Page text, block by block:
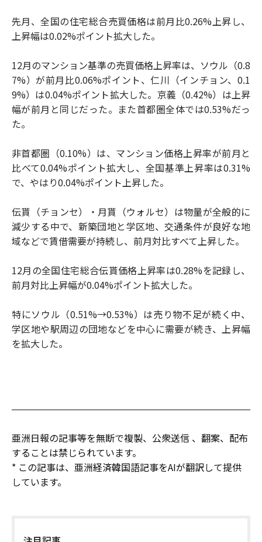
先月、全国の住宅総合売買価格は前月比0.26%上昇し、
上昇幅は0.02%ポイント拡大した。
12月のマンション基準の売買価格上昇率は、ソウル（0.8
7%）が前月比0.06%ポイント、仁川（インチョン、0.1
9%）は0.04%ポイント拡大した。京義（0.42%）は上昇
幅が前月と同じだった。また首都圏全体では0.53%だっ
た。
非首都圏（0.10%）は、マンション価格上昇率が前月と
比べて0.04%ポイント拡大し、全国基準上昇率は0.31%
で、やはり0.04%ポイント上昇した。
伝貰（チョンセ）・月貰（ウォルセ）は物量が全般的に
減少する中で、新築団地と学区地、交通条件が良好な地
域などで賃借需要が持続し、前月対比すべて上昇した。
12月の全国住宅総合伝貰価格上昇率は0.28%を記録し、
前月対比上昇幅が0.04%ポイント拡大した。
特にソウル（0.51%→0.53%）は売り物不足が続く中、
学区地や駅周辺の団地などを中心に需要が続き、上昇幅
を拡大した。
亜洲日報の記事等を無断で複製、公衆送信 、翻案、配布
することは禁じられています。
* この記事は、亜洲経済韓国語記事をAIが翻訳して提供
しています。